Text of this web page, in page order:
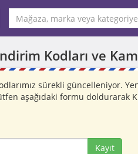
Kodları ve
sürekli güncelleniyor.
aşağıdaki formu doldurarak
Kayıt